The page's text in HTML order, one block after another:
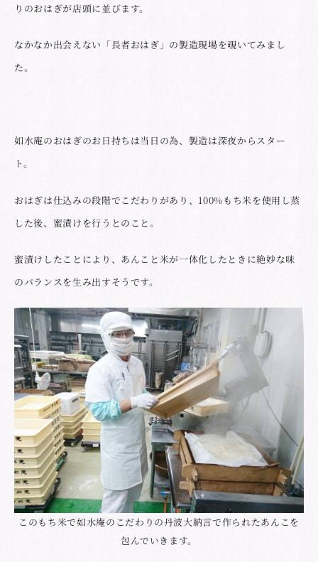
りのおはぎが店頭に並びます。
なかなか出会えない「長者おはぎ」の製造現場を覗いてみまし
た。
如水庵のおはぎのお日持ちは当日の為、製造は深夜からスター
ト。
おはぎは仕込みの段階でこだわりがあり、100%もち米を使用し蒸
した後、蜜漬けを行うとのこと。
蜜漬けしたことにより、あんこと米が一体化したときに絶妙な味
のバランスを生み出すそうです。
このもち米で如水庵のこだわりの丹波大納言で作られたあんこを
包んでいきます。